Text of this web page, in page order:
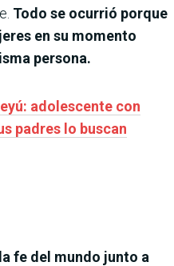
Todo se ocurrió porque
en su momento
persona.
adolescente con
padres lo buscan
fe del mundo junto a